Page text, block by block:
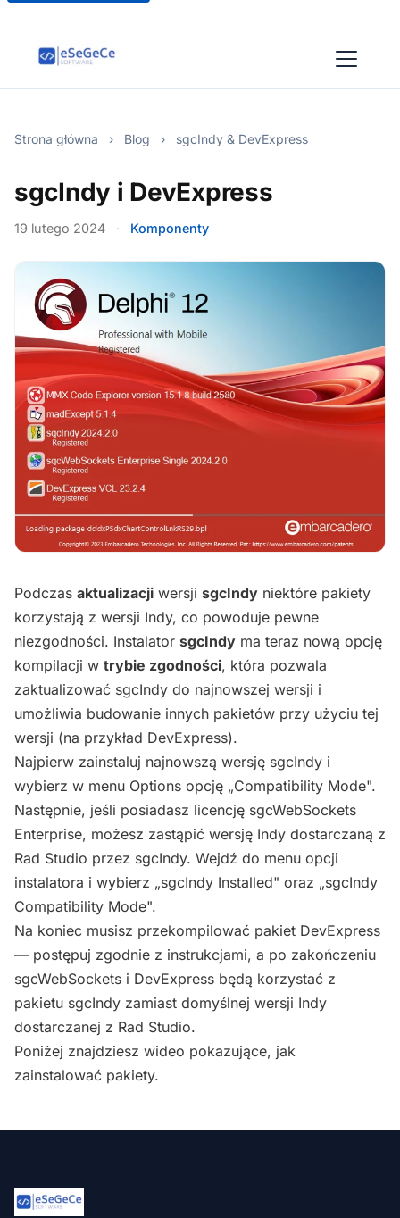
Strona główna › Blog › sgcIndy & DevExpress
sgcIndy i DevExpress
19 lutego 2024 · Komponenty
Podczas aktualizacji wersji sgcIndy niektóre pakiety
korzystają z wersji Indy, co powoduje pewne
niezgodności. Instalator sgcIndy ma teraz nową opcję
kompilacji w trybie zgodności, która pozwala
zaktualizować sgcIndy do najnowszej wersji i
umożliwia budowanie innych pakietów przy użyciu tej
wersji (na przykład DevExpress).
Najpierw zainstaluj najnowszą wersję sgcIndy i
wybierz w menu Options opcję „Compatibility Mode".
Następnie, jeśli posiadasz licencję sgcWebSockets
Enterprise, możesz zastąpić wersję Indy dostarczaną z
Rad Studio przez sgcIndy. Wejdź do menu opcji
instalatora i wybierz „sgcIndy Installed" oraz „sgcIndy
Compatibility Mode".
Na koniec musisz przekompilować pakiet DevExpress
— postępuj zgodnie z instrukcjami, a po zakończeniu
sgcWebSockets i DevExpress będą korzystać z
pakietu sgcIndy zamiast domyślnej wersji Indy
dostarczanej z Rad Studio.
Poniżej znajdziesz wideo pokazujące, jak
zainstalować pakiety.